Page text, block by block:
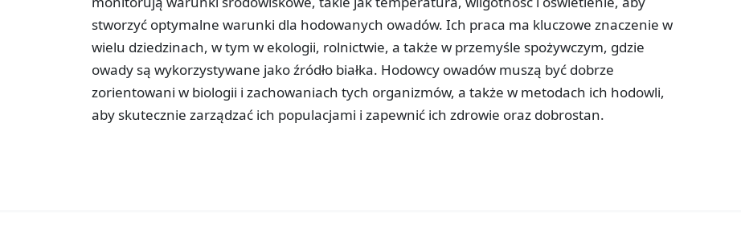
stworzyć optymalne warunki dla hodowanych owadów. Ich praca ma kluczowe znaczenie w
wielu dziedzinach, w tym w ekologii, rolnictwie, a także w przemyśle spożywczym, gdzie
owady są wykorzystywane jako źródło białka. Hodowcy owadów muszą być dobrze
zorientowani w biologii i zachowaniach tych organizmów, a także w metodach ich hodowli,
aby skutecznie zarządzać ich populacjami i zapewnić ich zdrowie oraz dobrostan.